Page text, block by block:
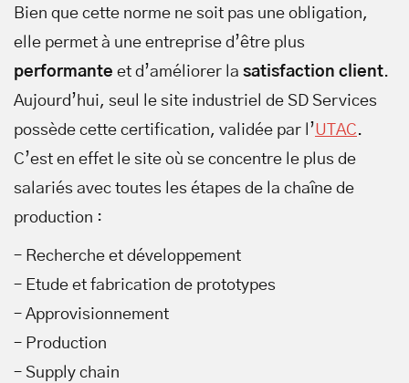
Bien que cette norme ne soit pas une obligation,
elle permet à une entreprise d’être plus
performante et d’améliorer la satisfaction client.
Aujourd’hui, seul le site industriel de SD Services
possède cette certification, validée par l’UTAC.
C’est en effet le site où se concentre le plus de
salariés avec toutes les étapes de la chaîne de
production :
– Recherche et développement
– Etude et fabrication de prototypes
– Approvisionnement
– Production
– Supply chain